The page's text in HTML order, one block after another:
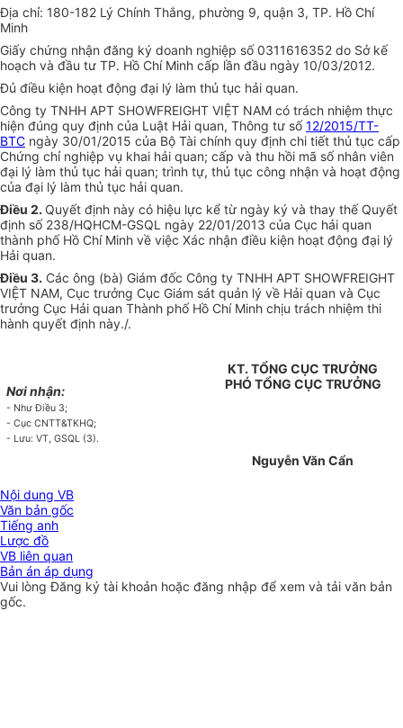
Địa chỉ: 180-182 Lý Chính Thắng, phường 9, quận 3, TP. Hồ Chí
Minh
Giấy chứng nhận đăng ký doanh nghiệp số 0311616352 do Sở kế
hoạch và đầu tư TP. Hồ Chí Minh cấp lần đầu ngày 10/03/2012.
Đủ điều kiện hoạt động đại lý làm thủ tục hải quan.
Công ty TNHH APT SHOWFREIGHT VIỆT NAM có trách nhiệm thực
hiện đúng quy định của Luật Hải quan, Thông tư số12/2015/TT-
BTC ngày 30/01/2015 của Bộ Tài chính quy định chi tiết thủ tục cấp
Chứng chỉ nghiệp vụ khai hải quan; cấp và thu hồi mã số nhân viên
đại lý làm thủ tục hải quan; trình tự, thủ tục công nhận và hoạt động
của đại lý làm thủ tục hải quan.
Điều 2. Quyết định này có hiệu lực kể từ ngày ký và thay thế Quyết
định số 238/HQHCM-GSQL ngày 22/01/2013 của Cục hải quan
thành phố Hồ Chí Minh về việc Xác nhận điều kiện hoạt động đại lý
Hải quan.
Điều 3. Các ông (bà) Giám đốc Công ty TNHH APT SHOWFREIGHT
VIỆT NAM, Cục trưởng Cục Giám sát quản lý về Hải quan và Cục
trưởng Cục Hải quan Thành phố Hồ Chí Minh chịu trách nhiệm thi
hành quyết định này./.
Nơi nhận:
- NhưĐiều 3;
- Cục CNTT&TKHQ;
- Lưu: VT,GSQL (3).
KT. TỔNG CỤC TRƯỞNG
PHÓ TỔNG CỤC TRƯỞNG
Nguyễn Văn Cẩn
Nội dung VB
Văn bản gốc
Tiếng anh
Lược đồ
VB liên quan
Bản án áp dụng
Vui lòngĐăng ký tài khoản hoặc đăng nhập để xem và tải văn bản
gốc.